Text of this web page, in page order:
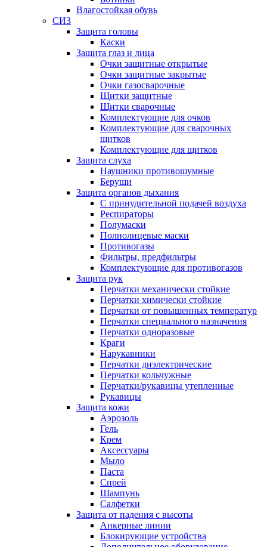
Влагостойкая обувь
СИЗ
Защита головы
Каски
Защита глаз и лица
Очки защитные открытые
Очки защитные закрытые
Очки газосварочные
Щитки защитные
Щитки сварочные
Комплектующие для очков
Комплектующие для сварочных
щитков
Комплектующие для щитков
Защита слуха
Наушники противошумные
Беруши
Защита органов дыхания
С принудительной подачей воздуха
Респираторы
Полумаски
Полнолицевые маски
Противогазы
Фильтры, предфильтры
Комплектующие для противогазов
Защита рук
Перчатки механически стойкие
Перчатки химически стойкие
Перчатки от повышенных температур
Перчатки специального назначения
Перчатки одноразовые
Краги
Нарукавники
Перчатки диэлектрические
Перчатки кольчужные
Перчатки/рукавицы утепленные
Рукавицы
Защита кожи
Аэрозоль
Гель
Крем
Аксессуары
Мыло
Паста
Спрей
Шампунь
Салфетки
Защита от падения с высоты
Анкерные линии
Блокирующие устройства